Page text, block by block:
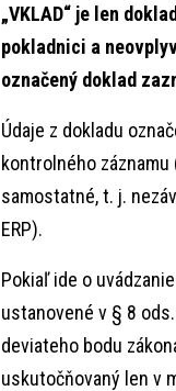
„VKLAD“ je len
pokladnici a
označený doklad
Údaje z dokladu
kontrolného
samostatné, t. j.
ERP).
Pokiaľ ide o
ustanovené v § 8
deviateho bodu
uskutočňovaný len v